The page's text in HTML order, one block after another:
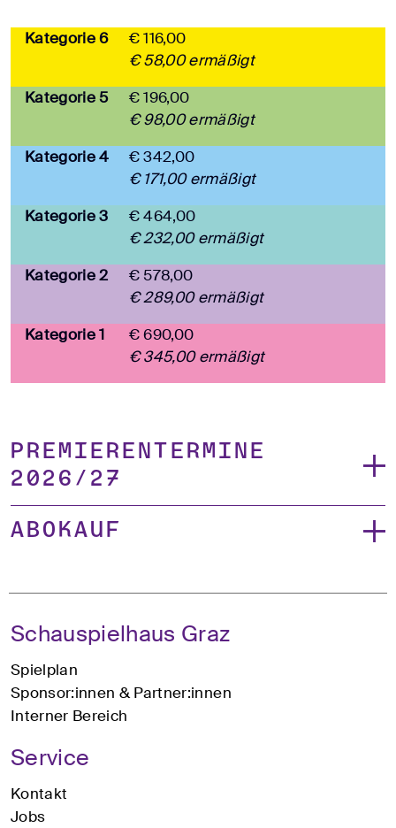
Kategorie 6
€ 116,00
€ 58,00 ermäßigt
Kategorie 5
€ 196,00
€ 98,00 ermäßigt
Kategorie 4
€ 342,00
€ 171,00 ermäßigt
Kategorie 3
€ 464,00
€ 232,00 ermäßigt
Kategorie 2
€ 578,00
€ 289,00 ermäßigt
Kategorie 1
€ 690,00
€ 345,00 ermäßigt
Premierentermine
2026/27
Abokauf
Schauspielhaus Graz
Spielplan
Sponsor:innen & Partner:innen
Interner Bereich
Service
Kontakt
Jobs